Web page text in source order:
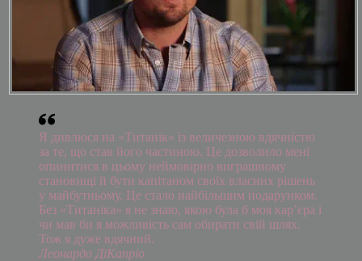
Я дивлюся на «Титанік» із величезною вдячністю
за те, що став його частиною. Це дозволило мені
опинитися в цьому неймовірно виграшному
становищі й бути капітаном своїх власних рішень
у майбутньому. Це стало найбільшим подарунком.
Без «Титаніка» я не знаю, якою була б моя кар’єра і
чи мав би я можливість сам обирати свій шлях.
Тож я дуже вдячний.
Леонардо ДіКапріо